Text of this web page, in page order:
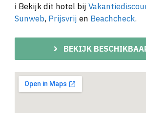
ℹ️ Bekijk dit hotel bij
Sunweb, Prijsvrij en Beachcheck.
BEKIJK